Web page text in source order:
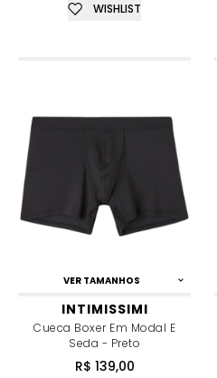
WISHLIST
VER TAMANHOS
INTIMISSIMI
Cueca Boxer Em Modal E
Seda - Preto
R$ 139,00